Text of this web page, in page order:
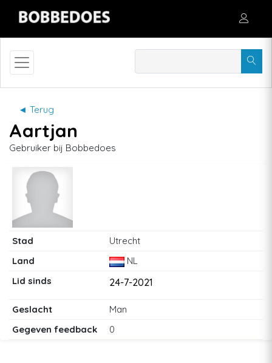
◄ Terug
Aartjan
Gebruiker bij Bobbedoes
Stad
Utrecht
Land
NL
Lid sinds
24-7-2021
Geslacht
Man
Gegeven feedback
0